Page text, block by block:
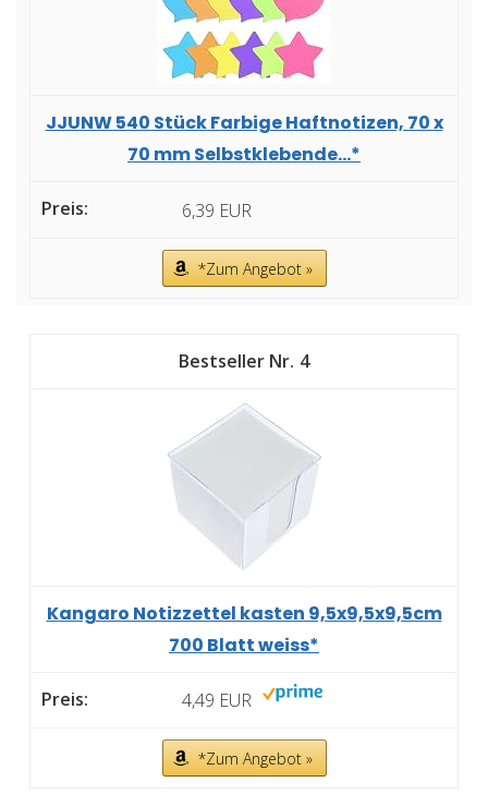
JJUNW 540 Stück Farbige Haftnotizen, 70 x
70 mm Selbstklebende...*
6,39 EUR
*Zum Angebot »
4
Kangaro Notizzettel kasten 9,5x9,5x9,5cm
700 Blatt weiss*
4,49 EUR
*Zum Angebot »